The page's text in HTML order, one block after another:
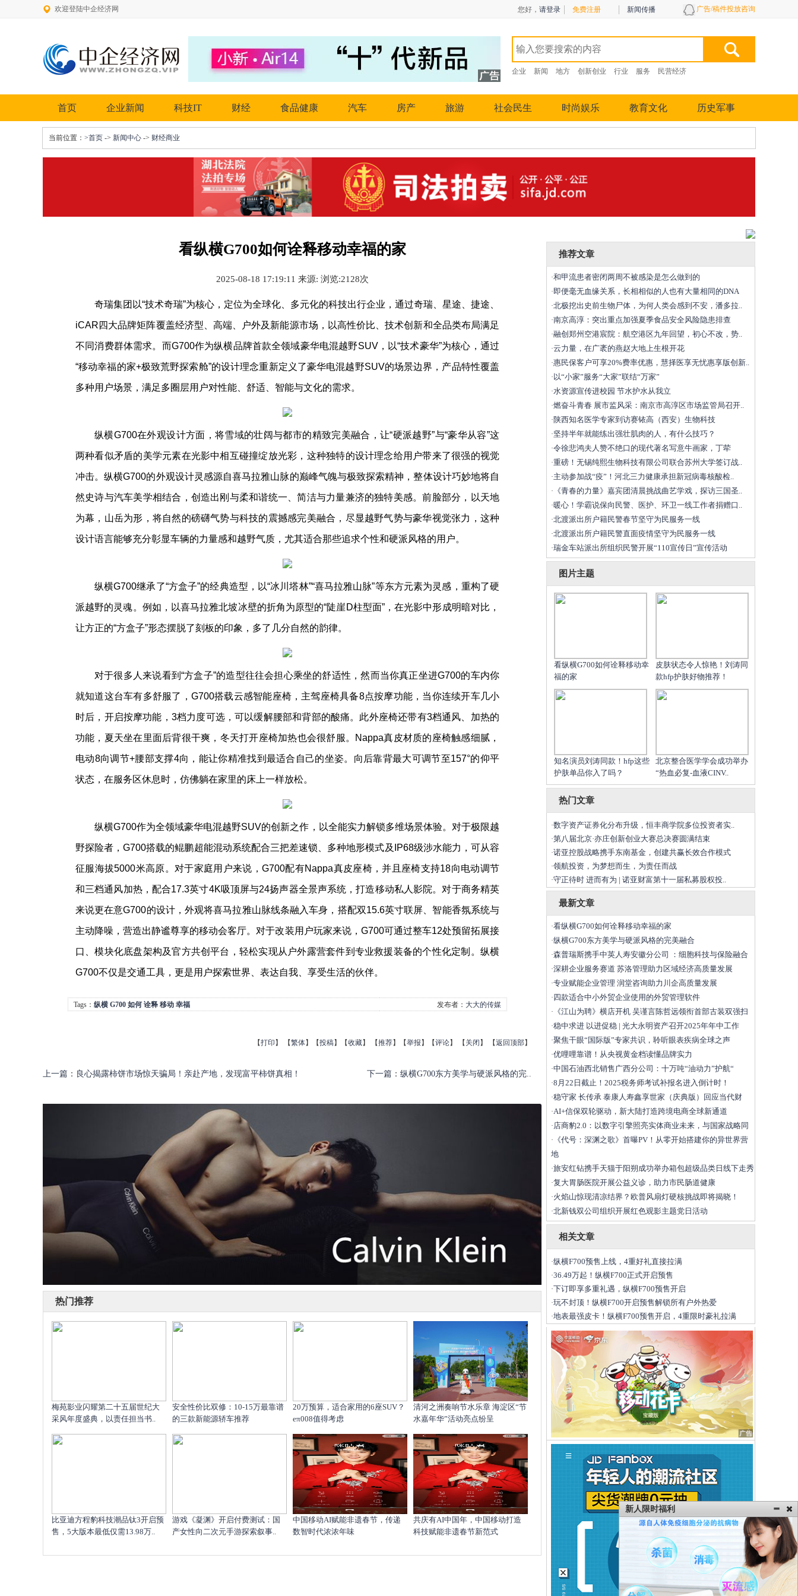
欢迎登陆中企经济网 您好， 请登录 免费注册 新闻传播 广告/稿件投放咨询
企业 新闻 地方 创新创业 行业 服务 民营经济
首页 企业新闻 科技IT 财经 食品健康 汽车 房产 旅游 社会民生 时尚娱乐 教育文化 历史军事
当前位置： >首页 -> 新闻中心 -> 财经商业
新人限时福利
看纵横G700如何诠释移动幸福的家
2025-08-18 17:19:11 来源: 浏览:2128次
奇瑞集团以“技术奇瑞”为核心，定位为全球化、多元化的科技出行企业，通过奇瑞、星途、捷途、
iCAR四大品牌矩阵覆盖经济型、高端、户外及新能源市场，以高性价比、技术创新和全品类布局满足
不同消费群体需求。而G700作为纵横品牌首款全领域豪华电混越野SUV，以“技术豪华”为核心，通过
“移动幸福的家+极致荒野探索舱”的设计理念重新定义了豪华电混越野SUV的场景边界，产品特性覆盖
多种用户场景，满足多圈层用户对性能、舒适、智能与文化的需求。
纵横G700在外观设计方面，将雪域的壮阔与都市的精致完美融合，让“硬派越野”与“豪华从容”这
两种看似矛盾的美学元素在光影中相互碰撞绽放光彩，这种独特的设计理念给用户带来了很强的视觉
冲击。纵横G700的外观设计灵感源自喜马拉雅山脉的巅峰气魄与极致探索精神，整体设计巧妙地将自
然史诗与汽车美学相结合，创造出刚与柔和谐统一、简洁与力量兼济的独特美感。前脸部分，以天地
为幕，山岳为形，将自然的磅礴气势与科技的震撼感完美融合，尽显越野气势与豪华视觉张力，这种
设计语言能够充分彰显车辆的力量感和越野气质，尤其适合那些追求个性和硬派风格的用户。
纵横G700继承了“方盒子”的经典造型，以“冰川塔林”“喜马拉雅山脉”等东方元素为灵感，重构了硬
派越野的灵魂。例如，以喜马拉雅北坡冰壁的折角为原型的“陡崖D柱型面”，在光影中形成明暗对比，
让方正的“方盒子”形态摆脱了刻板的印象，多了几分自然的韵律。
对于很多人来说看到“方盒子”的造型往往会担心乘坐的舒适性，然而当你真正坐进G700的车内你
就知道这台车有多舒服了，G700搭载云感智能座椅，主驾座椅具备8点按摩功能，当你连续开车几小
时后，开启按摩功能，3档力度可选，可以缓解腰部和背部的酸痛。此外座椅还带有3档通风、加热的
功能，夏天坐在里面后背很干爽，冬天打开座椅加热也会很舒服。Nappa真皮材质的座椅触感细腻，
电动8向调节+腰部支撑4向，能让你精准找到最适合自己的坐姿。向后靠背最大可调节至157°的仰平
状态，在服务区休息时，仿佛躺在家里的床上一样放松。
纵横G700作为全领域豪华电混越野SUV的创新之作，以全能实力解锁多维场景体验。对于极限越
野探险者，G700搭载的鲲鹏超能混动系统配合三把差速锁、多种地形模式及IP68级涉水能力，可从容
征服海拔5000米高原。对于家庭用户来说，G700配有Nappa真皮座椅，并且座椅支持18向电动调节
和三档通风加热，配合17.3英寸4K吸顶屏与24扬声器全景声系统，打造移动私人影院。对于商务精英
来说更在意G700的设计，外观将喜马拉雅山脉线条融入车身，搭配双15.6英寸联屏、智能香氛系统与
主动降噪，营造出静谧尊享的移动会客厅。对于改装用户玩家来说，G700可通过整车12处预留拓展接
口、模块化底盘架构及官方共创平台，轻松实现从户外露营套件到专业救援装备的个性化定制。纵横
G700不仅是交通工具，更是用户探索世界、表达自我、享受生活的伙伴。
Tags： 纵横 G700 如何 诠释 移动 幸福 发布者： 大大的传媒
【打印 】 【繁体】【投稿】【收藏】 【推荐】【举报 】【评论】 【 关闭 】 【返回顶部】
上一篇 ： 良心揭露柿饼市场惊天骗局！亲赴产地，发现富平柿饼真相！ 下一篇 ： 纵横G700东方美学与硬派风格的完..
热门推荐
梅苑影业闪耀第二十五届世纪大
采风年度盛典，以责任担当书..
安全性价比双修：10-15万最靠谱
的三款新能源轿车推荐
20万预算，适合家用的6座SUV？
eπ008值得考虑
清河之洲奏响节水乐章 海淀区“节
水嘉年华”活动亮点纷呈
比亚迪方程豹科技潮品钛3开启预
售，5大版本最低仅需13.98万..
游戏《凝渊》开启付费测试：国
产女性向二次元手游探索叙事..
中国移动AI赋能非遗春节，传递
数智时代浓浓年味
共庆有AI中国年，中国移动打造
科技赋能非遗春节新范式
推荐文章
·和甲流患者密闭两周不被感染是怎么做到的
·即便毫无血缘关系，长相相似的人也有大量相同的DNA
·北极挖出史前生物尸体，为何人类会感到不安，潘多拉..
·南京高淳：突出重点加强夏季食品安全风险隐患排查
·融创郑州空港宸院：航空港区九年回望，初心不改，势..
·云力量，在广袤的燕赵大地上生根开花
·惠民保客户可享20%费率优惠，慧择医享无忧惠享版创新..
· 以“小家”服务“大家”联结“万家”
·水资源宣传进校园 节水护水从我立
·燃奋斗青春 展市监风采：南京市高淳区市场监管局召开..
·陕西知名医学专家到访赛铱高（西安）生物科技
·坚持半年就能练出强壮肌肉的人，有什么技巧？
·令徐悲鸿夫人赞不绝口的现代著名写意牛画家，丁荦
·重磅！无锡纯熙生物科技有限公司联合苏州大学签订战..
·主动参加战“疫”！河北三力健康承担新冠病毒核酸检..
· 《青春的力量》嘉宾团清晨挑战曲艺学戏，探访三国圣..
·暖心！学霸说保向民警、医护、环卫一线工作者捐赠口..
·北渡派出所户籍民警春节坚守为民服务一线
·北渡派出所户籍民警直面疫情坚守为民服务一线
·瑞金车站派出所组织民警开展“110宣传日”宣传活动
图片主题
看纵横G700如何诠释移动幸
福的家
皮肤状态令人惊艳！刘涛同
款hfp护肤好物推荐！
知名演员刘涛同款！hfp这些
护肤单品你入了吗？
北京整合医学学会成功举办
“热血必复-血液CINV..
热门文章
·数字资产证券化分布升级，恒丰商学院多位投资者实..
·第八届北京·亦庄创新创业大赛总决赛圆满结束
·诺亚控股战略携手东南基金，创建共赢长效合作模式
·领航投资，为梦想而生，为责任而战
·守正待时 进而有为 | 诺亚财富第十一届私募股权投..
最新文章
·看纵横G700如何诠释移动幸福的家
·纵横G700东方美学与硬派风格的完美融合
·森普瑞斯携手中英人寿安徽分公司 ：细胞科技与保险融合
·深耕企业服务赛道 苏洛管理助力区域经济高质量发展
·专业赋能企业管理 润堂咨询助力川企高质量发展
·四款适合中小外贸企业使用的外贸管理软件
· 《江山为聘》横店开机 吴谨言陈哲远领衔首部古装双强扫
·稳中求进 以进促稳 | 光大永明资产召开2025年年中工作
·聚焦干眼“国际版”专家共识，聆听眼表疾病全球之声
·优哩哩靠谱！从央视黄金档读懂品牌实力
·中国石油西北销售广西分公司：十万吨“油动力”护航“
·8月22日截止！2025税务师考试补报名进入倒计时！
·稳守家 长传承 泰康人寿鑫享世家（庆典版）回应当代财
·AI+信保双轮驱动，新大陆打造跨境电商全球新通道
·店商豹2.0：以数字引擎照亮实体商业未来，与国家战略同
· 《代号：深渊之歌》首曝PV！从零开始搭建你的异世界营
地
·旅安红钻携手天猫于阳朔成功举办箱包超级品类日线下走秀
·复大胃肠医院开展公益义诊，助力市民肠道健康
·火焰山惊现清凉结界？欧普风扇灯硬核挑战即将揭晓！
·北新钱双公司组织开展红色观影主题党日活动
相关文章
·纵横F700预售上线，4重好礼直接拉满
·36.49万起！纵横F700正式开启预售
·下订即享多重礼遇，纵横F700预售开启
·玩不封顶！纵横F700开启预售解锁所有户外热爱
·地表最强皮卡！纵横F700预售开启，4重限时豪礼拉满